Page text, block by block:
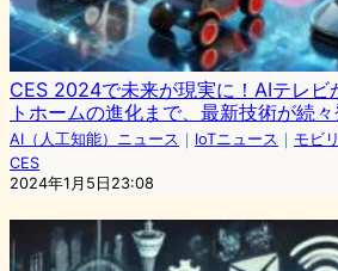
CES 2024で未来が現実に！AIテレビ
トホームの進化まで、最新技術が続々
AI（人工知能）ニュース ｜ IoTニュース ｜ モビ
CES
2024年1月5日23:08